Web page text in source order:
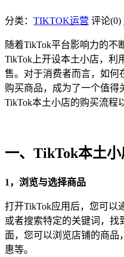
分类： TIKTOK运营 评论(0)
随着TikTok平台影响力的不
TikTok上开设本土小店，利
售。对于消费者而言，如何
购买商品，成为了一个值得
TikTok本土小店的购买流程
一、TikTok本土
1，浏览与选择商品
打开TikTok应用后，您可以
或者搜索特定的关键词，找
面，您可以浏览店铺的商品
惠等。